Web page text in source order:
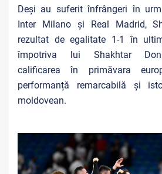
Deși au suferit înfrângeri în
Inter Milano și Real Madrid,
rezultat de egalitate 1-1 în
împotriva lui Shakhtar
calificarea în primăvara
performanță remarcabilă și
moldovean.